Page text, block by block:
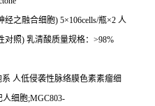
经之融合细胞) 5×106cells/瓶×2 人
对照) 乳清酸质量规格： >98%
人低侵袭性脉络膜色素素瘤细
人细胞;MGC803-